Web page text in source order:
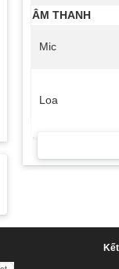
ÂM THANH
Mic
Loa
Wi-Fi